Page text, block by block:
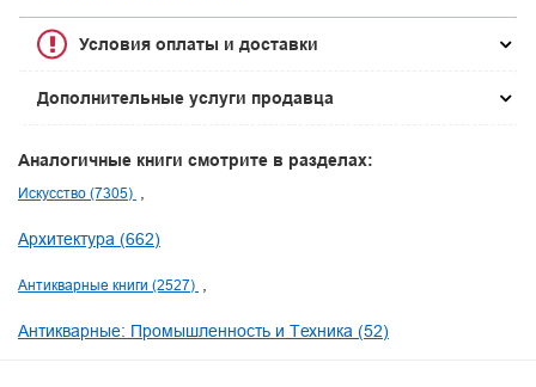
Условия оплаты и доставки
Дополнительные услуги продавца
Аналогичные книги смотрите в разделах:
Искусство (7305)
Архитектура (662)
Антикварные книги (2527)
Антикварные: Промышленность и Техника (52)